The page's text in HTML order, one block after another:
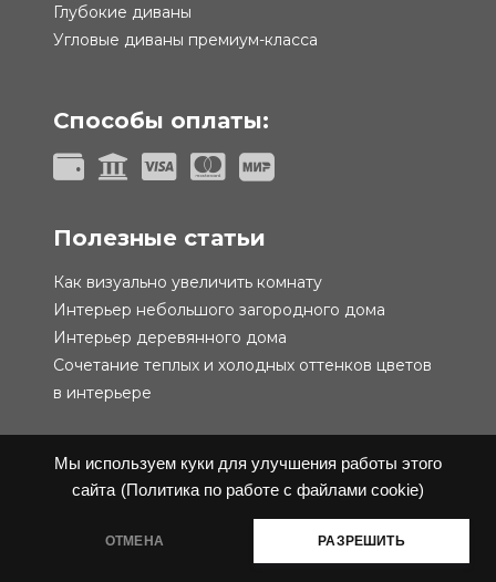
Мы используем куки для улучшения работы этого
сайта (Политика по работе с файлами cookie)
ОТМЕНА РАЗРЕШИТЬ
Глубокие диваны
Угловые диваны премиум-класса
Способы оплаты:
Полезные статьи
Как визуально увеличить комнату
Интерьер небольшого загородного дома
Интерьер деревянного дома
Сочетание теплых и холодных оттенков цветов
в интерьере
Политика конфиденциальности Публичная
оферта